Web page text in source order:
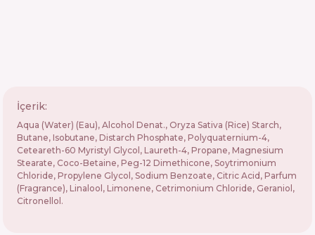
İçerik:
Aqua (Water) (Eau), Alcohol Denat., Oryza Sativa (Rice) Starch,
Butane, Isobutane, Distarch Phosphate, Polyquaternium-4,
Ceteareth-60 Myristyl Glycol, Laureth-4, Propane, Magnesium
Stearate, Coco-Betaine, Peg-12 Dimethicone, Soytrimonium
Chloride, Propylene Glycol, Sodium Benzoate, Citric Acid, Parfum
(Fragrance), Linalool, Limonene, Cetrimonium Chloride, Geraniol,
Citronellol.